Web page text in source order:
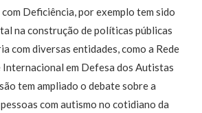
Deficiência, por exemplo tem sido
na construção de políticas públicas
com diversas entidades, como a Rede
Internacional em Defesa dos Autistas
tem ampliado o debate sobre a
com autismo no cotidiano da